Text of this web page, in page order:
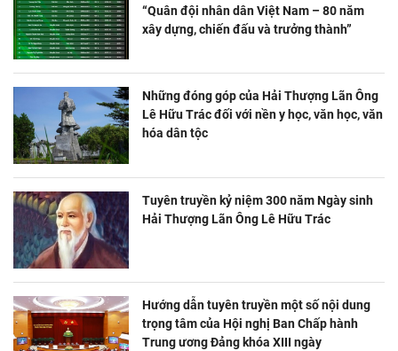
“Quân đội nhân dân Việt Nam – 80 năm
xây dựng, chiến đấu và trưởng thành”
Những đóng góp của Hải Thượng Lãn Ông
Lê Hữu Trác đối với nền y học, văn học, văn
hóa dân tộc
Tuyên truyền kỷ niệm 300 năm Ngày sinh
Hải Thượng Lãn Ông Lê Hữu Trác
Hướng dẫn tuyên truyền một số nội dung
trọng tâm của Hội nghị Ban Chấp hành
Trung ương Đảng khóa XIII ngày